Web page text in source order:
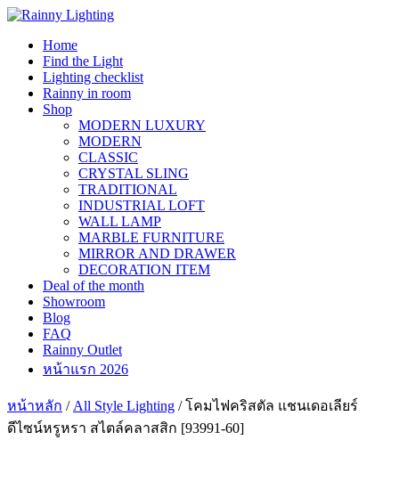
Skip
contentHome
Find the Light
Lighting checklist
Rainny in room
Shop
MODERN LUXURY
MODERN
CLASSIC
CRYSTAL SLING
TRADITIONAL
INDUSTRIAL LOFT
WALL LAMP
MARBLE FURNITURE
MIRROR AND DRAWER
DECORATION ITEM
Deal of the month
Showroom
Blog
FAQ
Rainny Outlet
หน้าแรก 2026
หน้าหลัก / All Style Lighting / โคมไฟคริสตัล แชนเดอเลียร์
ดีไซน์หรูหรา สไตล์คลาสสิก [93991-60]